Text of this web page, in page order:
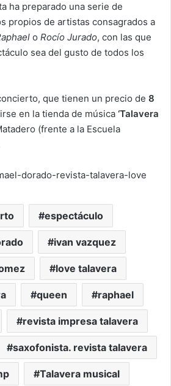
ha preparado una serie de
propios de artistas consagrados a
o Rocío Jurado, con las que
sea del gusto de todos los
que tienen un precio de 8
en la tienda de música ‘Talavera
(frente a la Escuela
espectáculo
ivan vazquez
love talavera
queen raphael
revista impresa talavera
saxofonista. revista talavera
Talavera musical